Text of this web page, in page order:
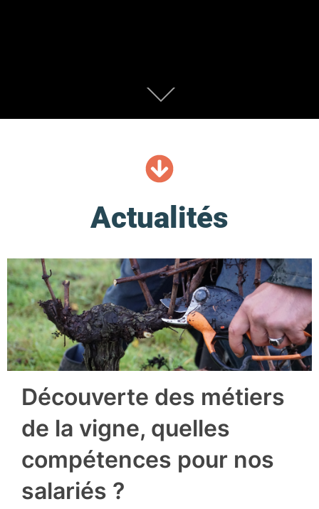
Actualités
Découverte des métiers
de la vigne, quelles
compétences pour nos
salariés ?